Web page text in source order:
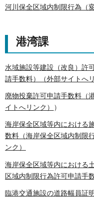
河川保全区域内制限行為（
港湾課
水域施設等建設（改良）許
請手数料）（外部サイトへリ
廃物投棄許可申請手数料（
イトへリンク）
）
海岸保全区域等内における
数料（海岸保全区域内制限
ンク）
海岸保全区域等内における
区域内制限行為許可申請手
臨港交通施設の道路幅員証